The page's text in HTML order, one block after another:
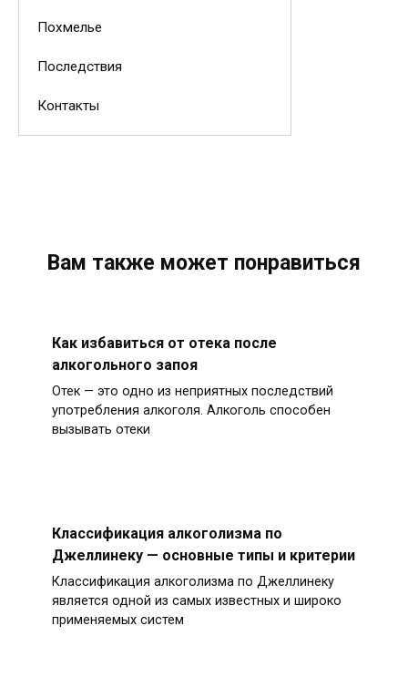
Похмелье
Последствия
Контакты
Вам также может понравиться
Как избавиться от отека после
алкогольного запоя
Отек — это одно из неприятных последствий
употребления алкоголя. Алкоголь способен
вызывать отеки
Классификация алкоголизма по
Джеллинеку — основные типы и критерии
Классификация алкоголизма по Джеллинеку
является одной из самых известных и широко
применяемых систем